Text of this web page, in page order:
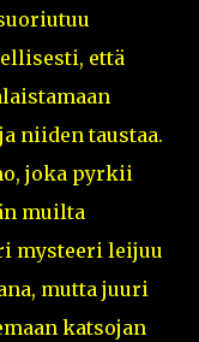
että
niiden taustaa.
joka pyrkii
muilta
mysteeri leijuu
mutta juuri
katsojan